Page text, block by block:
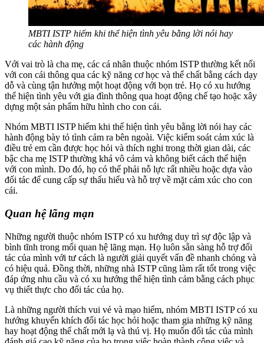
MBTI ISTP hiếm khi thể hiện tình yêu bằng lời nói hay
các hành động
Với vai trò là cha mẹ, các cá nhân thuộc nhóm ISTP thường kết nối
với con cái thông qua các kỹ năng cơ học và thể chất bằng cách dạy
dỗ và cùng tận hưởng một hoạt động với bọn trẻ. Họ có xu hướng
thể hiện tình yêu với gia đình thông qua hoạt động chế tạo hoặc xây
dựng một sản phẩm hữu hình cho con cái.
Nhóm MBTI ISTP hiếm khi thể hiện tình yêu bằng lời nói hay các
hành động bày tỏ tình cảm ra bên ngoài. Việc kiểm soát cảm xúc là
điều trẻ em cần được học hỏi và thích nghi trong thời gian dài, các
bậc cha mẹ ISTP thường khá vô cảm và không biết cách thể hiện
với con mình. Do đó, họ có thể phải nỗ lực rất nhiều hoặc dựa vào
đối tác để cung cấp sự thấu hiểu và hỗ trợ về mặt cảm xúc cho con
cái.
Quan hệ lãng mạn
Những người thuộc nhóm ISTP có xu hướng duy trì sự độc lập và
bình tĩnh trong mối quan hệ lãng mạn. Họ luôn sẵn sàng hỗ trợ đối
tác của mình với tư cách là người giải quyết vấn đề nhanh chóng và
có hiệu quả. Đồng thời, những nhà ISTP cũng làm rất tốt trong việc
đáp ứng nhu cầu và có xu hướng thể hiện tình cảm bằng cách phục
vụ thiết thực cho đối tác của họ.
Là những người thích vui vẻ và mạo hiểm, nhóm MBTI ISTP có xu
hướng khuyến khích đối tác học hỏi hoặc tham gia những kỹ năng
hay hoạt động thể chất mới lạ và thú vị. Họ muốn đối tác của mình